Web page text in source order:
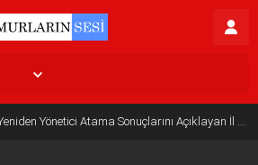
Yönetici Atama Sonuçlarını Açıklayan İl MEM’ler Listesi